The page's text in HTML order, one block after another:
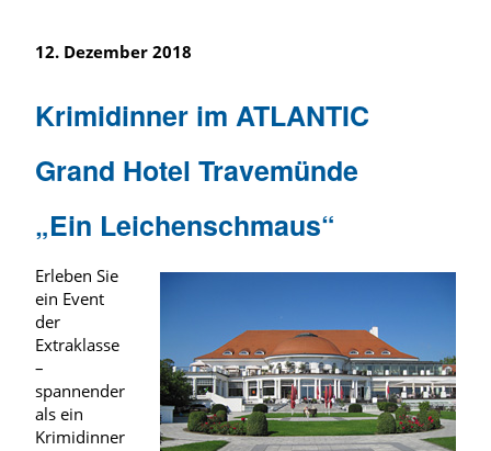
12. Dezember 2018
Krimidinner im ATLANTIC
Grand Hotel Travemünde
„Ein Leichenschmaus“
Erleben Sie
ein Event
der
Extraklasse
–
spannender
als ein
Krimidinner